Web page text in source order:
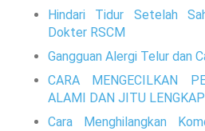
Hindari Tidur Setelah
Dokter RSCM
Gangguan Alergi Telur dan
CARA MENGECILKAN
ALAMI DAN JITU LENGKAP
Cara Menghilangkan